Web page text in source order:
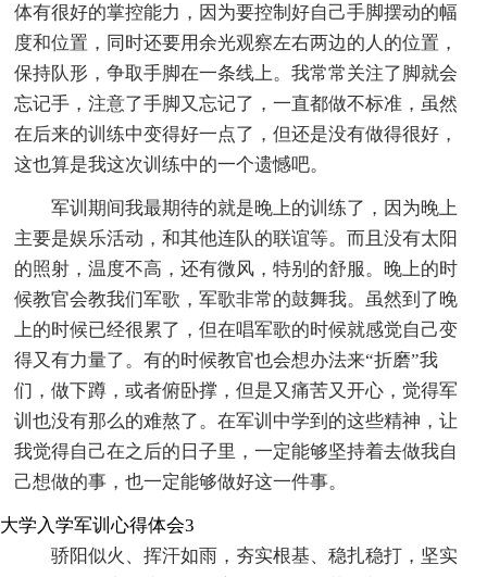
体有很好的掌控能力，因为要控制好自己手脚摆动的幅
度和位置，同时还要用余光观察左右两边的人的位置，
保持队形，争取手脚在一条线上。我常常关注了脚就会
忘记手，注意了手脚又忘记了，一直都做不标准，虽然
在后来的训练中变得好一点了，但还是没有做得很好，
这也算是我这次训练中的一个遗憾吧。
军训期间我最期待的就是晚上的训练了，因为晚上
主要是娱乐活动，和其他连队的联谊等。而且没有太阳
的照射，温度不高，还有微风，特别的舒服。晚上的时
候教官会教我们军歌，军歌非常的鼓舞我。虽然到了晚
上的时候已经很累了，但在唱军歌的时候就感觉自己变
得又有力量了。有的时候教官也会想办法来“折磨”我
们，做下蹲，或者俯卧撑，但是又痛苦又开心，觉得军
训也没有那么的难熬了。在军训中学到的这些精神，让
我觉得自己在之后的日子里，一定能够坚持着去做我自
己想做的事，也一定能够做好这一件事。
大学入学军训心得体会3
骄阳似火、挥汗如雨，夯实根基、稳扎稳打，坚实